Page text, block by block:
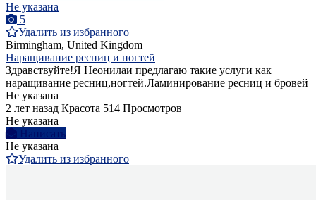
Не указана
5
Удалить из избранного
Birmingham, United Kingdom
Наращивание ресниц и ногтей
Здравствуйте!Я Неонилаи предлагаю такие услуги как
наращивание ресниц,ногтей.Ламинирование ресниц и бровей
Не указана
2 лет назад Красота 514 Просмотров
Не указана
Написать
Не указана
Удалить из избранного